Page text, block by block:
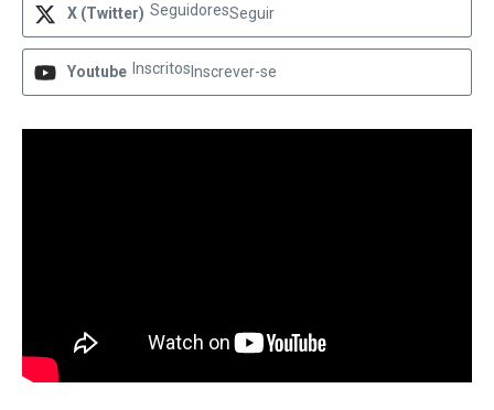
X (Twitter) SeguidoresSeguir
Youtube Inscritos Inscrever-se